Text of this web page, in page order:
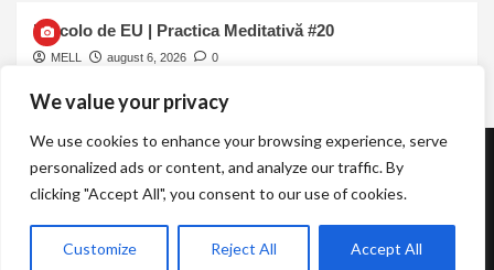
We value your privacy
We use cookies to enhance your browsing experience, serve
personalized ads or content, and analyze our traffic. By
clicking "Accept All", you consent to our use of cookies.
Customize Reject All Accept All
Dincolo de EU | Practica Meditativă #20
MELL august 6, 2026 0
Revista TOT.UNA | Essentia Momentum
Copyright © Revista TOT UNA | The Meditation Academy |
2026